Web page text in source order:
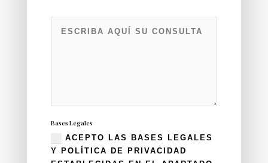
Bases Legales
ACEPTO LAS BASES LEGALES
Y POLÍTICA DE PRIVACIDAD